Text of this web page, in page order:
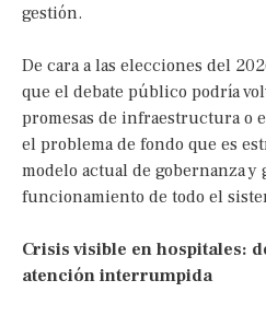
gestión.
De cara a las elecciones del
que el debate público podría
promesas de infraestructura o
el problema de fondo que es
modelo actual de gobernanza
funcionamiento de todo el
Crisis visible en hospitales:
atención interrumpida